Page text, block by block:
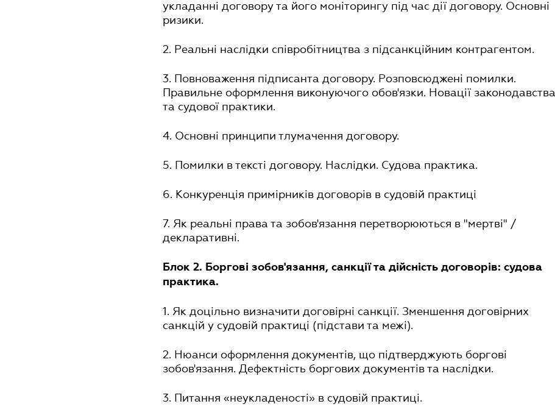
укладанні договору та його моніторингу під час дії договору. Основні
ризики.
2. Реальні наслідки співробітництва з підсанкційним контрагентом.
3. Повноваження підписанта договору. Розповсюджені помилки.
Правильне оформлення виконуючого обов'язки. Новації законодавства
та судової практики.
4. Основні принципи тлумачення договору.
5. Помилки в тексті договору. Наслідки. Судова практика.
6. Конкуренція примірників договорів в судовій практиці
7. Як реальні права та зобов'язання перетворюються в "мертві" /
декларативні.
Блок 2. Боргові зобов'язання, санкції та дійсність договорів: судова
практика.
1. Як доцільно визначити договірні санкції. Зменшення договірних
санкцій у судовій практиці (підстави та межі).
2. Нюанси оформлення документів, що підтверджують боргові
зобов'язання. Дефектність боргових документів та наслідки.
3. Питання «неукладеності» в судовій практиці.